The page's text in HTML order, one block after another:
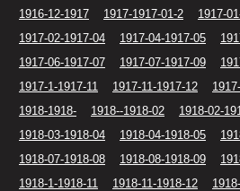
1916-12-1917
1917-1917-01-2
1917-
1917-02-1917-04
1917-04-1917-05
1917-06-1917-07
1917-07-1917-09
1917-1-1917-11
1917-11-1917-12
1918-1918-
1918--1918-02
1918-02-
1918-03-1918-04
1918-04-1918-05
1918-07-1918-08
1918-08-1918-09
1918-1-1918-11
1918-11-1918-12